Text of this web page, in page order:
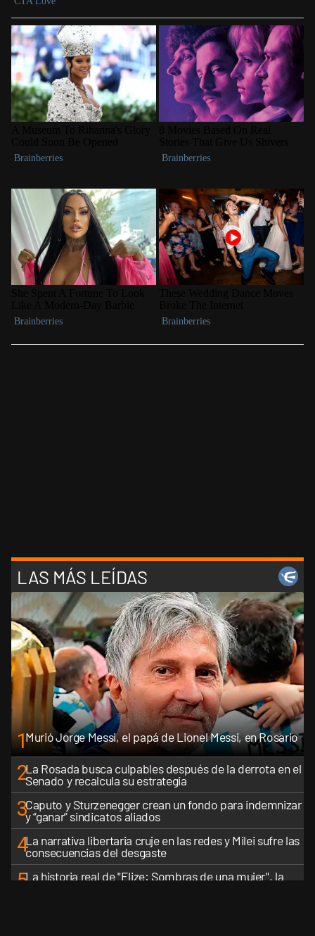
LAS MÁS LEÍDAS
1Murió Jorge Messi, el papá de Lionel Messi, en Rosario
2La Rosada busca culpables después de la derrota en el
Senado y recalcula su estrategia
3Caputo y Sturzenegger crean un fondo para indemnizar
y “ganar” sindicatos aliados
4La narrativa libertaria cruje en las redes y Milei sufre las
consecuencias del desgaste
5La historia real de "Elize: Sombras de una mujer", la